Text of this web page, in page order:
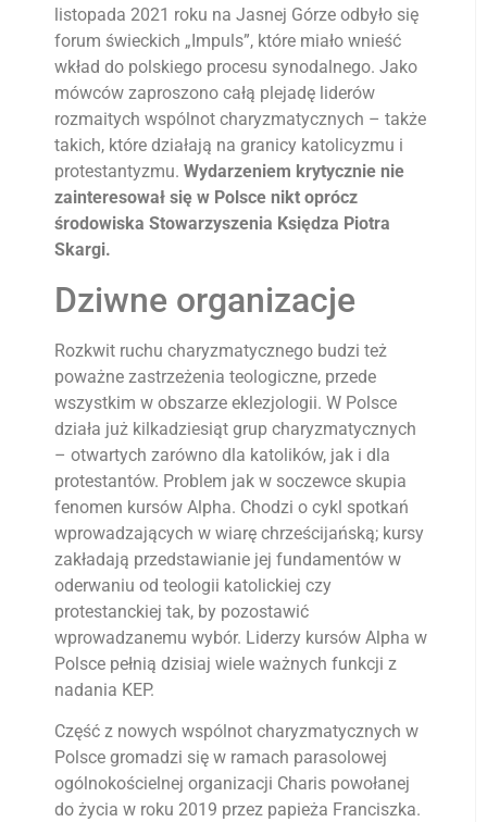
listopada 2021 roku na Jasnej Górze odbyło się
forum świeckich „Impuls”, które miało wnieść
wkład do polskiego procesu synodalnego. Jako
mówców zaproszono całą plejadę liderów
rozmaitych wspólnot charyzmatycznych – także
takich, które działają na granicy katolicyzmu i
protestantyzmu. Wydarzeniem krytycznie nie
zainteresował się w Polsce nikt oprócz
środowiska Stowarzyszenia Księdza Piotra
Skargi.
Dziwne organizacje
Rozkwit ruchu charyzmatycznego budzi też
poważne zastrzeżenia teologiczne, przede
wszystkim w obszarze eklezjologii. W Polsce
działa już kilkadziesiąt grup charyzmatycznych
– otwartych zarówno dla katolików, jak i dla
protestantów. Problem jak w soczewce skupia
fenomen kursów Alpha. Chodzi o cykl spotkań
wprowadzających w wiarę chrześcijańską; kursy
zakładają przedstawianie jej fundamentów w
oderwaniu od teologii katolickiej czy
protestanckiej tak, by pozostawić
wprowadzanemu wybór. Liderzy kursów Alpha w
Polsce pełnią dzisiaj wiele ważnych funkcji z
nadania KEP.
Część z nowych wspólnot charyzmatycznych w
Polsce gromadzi się w ramach parasolowej
ogólnokościelnej organizacji Charis powołanej
do życia w roku 2019 przez papieża Franciszka.